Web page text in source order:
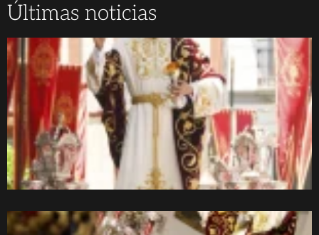
Últimas noticias